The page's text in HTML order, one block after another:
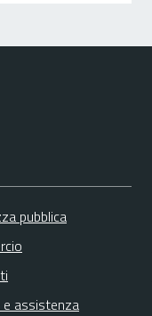
pubblica
e assistenza